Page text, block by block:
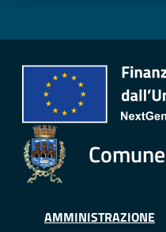
AMMINISTRAZIONE